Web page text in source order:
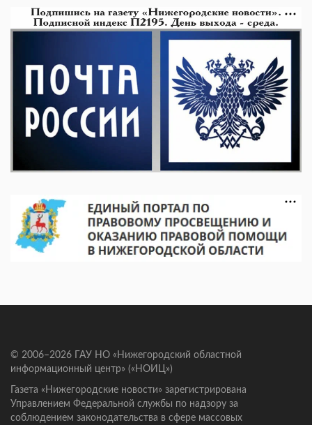
© 2006–2026 ГАУ НО «Нижегородский областной
информационный центр» («НОИЦ»)
Газета «Нижегородские новости» зарегистрирована
Управлением Федеральной службы по надзору за
соблюдением законодательства в сфере массовых